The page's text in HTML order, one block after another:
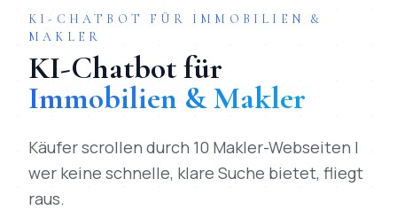
KI-CHATBOT FÜR IMMOBILIEN &
MAKLER
KI-Chatbotfür
Immobilien & Makler
Käufer scrollen durch 10 Makler-Webseiten |
wer keine schnelle, klare Suche bietet, fliegt
raus.